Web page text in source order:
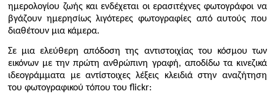
ημερολογίου ζωής και ενδέχεται οι ερασιτέχνες φωτογράφοι να
βγάζουν ημερησίως λιγότερες φωτογραφίες από αυτούς που
διαθέτουν μια κάμερα.
Σε μια ελεύθερη απόδοση της αντιστοιχίας του κόσμου των
εικόνων με την πρώτη ανθρώπινη γραφή, αποδίδω τα κινεζικά
ιδεογράμματα με αντίστοιχες λέξεις κλειδιά στην αναζήτηση
του φωτογραφικού τόπου τουflickr: